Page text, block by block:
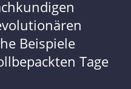
Beispiele
Tage